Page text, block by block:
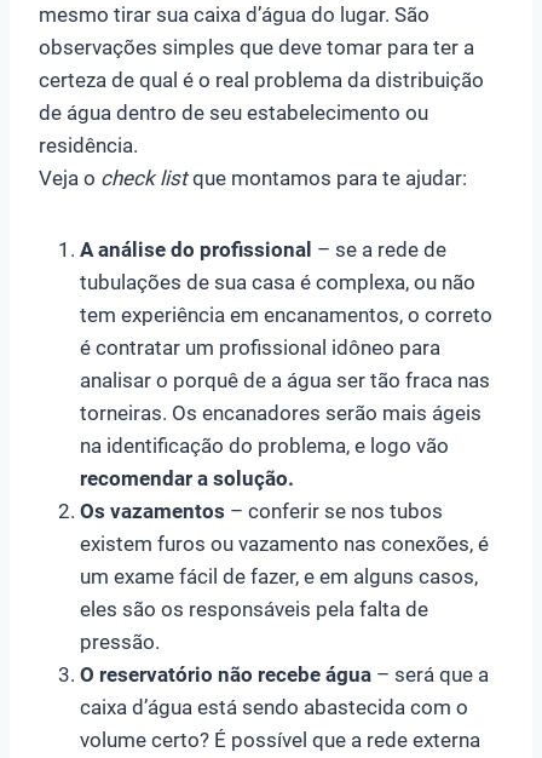
mesmo tirar sua caixa d’água do lugar. São
observações simples que deve tomar para ter a
certeza de qual é o real problema da distribuição
de água dentro de seu estabelecimento ou
residência.
Veja o check listque montamos para te ajudar:
A análise do profissional – se a rede de
tubulações de sua casa é complexa, ou não
tem experiência em encanamentos, o correto
é contratar um profissional idôneo para
analisar o porquê de a água ser tão fraca nas
torneiras. Os encanadores serão mais ágeis
na identificação do problema, e logo vão
recomendar a solução.
Os vazamentos – conferir se nos tubos
existem furos ou vazamento nas conexões, é
um exame fácil de fazer, e em alguns casos,
eles são os responsáveis pela falta de
pressão.
O reservatório não recebe água – será que a
caixa d’água está sendo abastecida com o
volume certo? É possível que a rede externa